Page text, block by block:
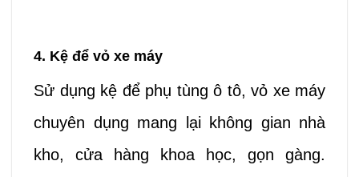
4. Kệ để vỏ xe máy
Sử dụng kệ để phụ tùng ô tô, vỏ xe máy
chuyên dụng mang lại không gian nhà
kho, cửa hàng khoa học, gọn gàng.